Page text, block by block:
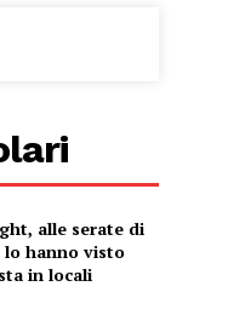
alle serate di
lo hanno visto
in locali